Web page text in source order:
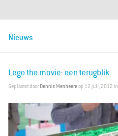
Nieuws
Lego the movie: een terugblik
Geplaatst door Dennis Menheereop 12 juli, 2012 in